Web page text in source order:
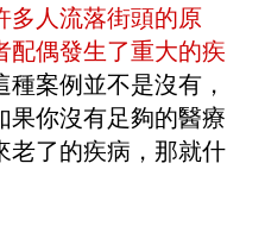
多人流落街頭的原
配偶發生了重大的疾
種案例並不是沒有，
果你沒有足夠的醫療
老了的疾病，那就什